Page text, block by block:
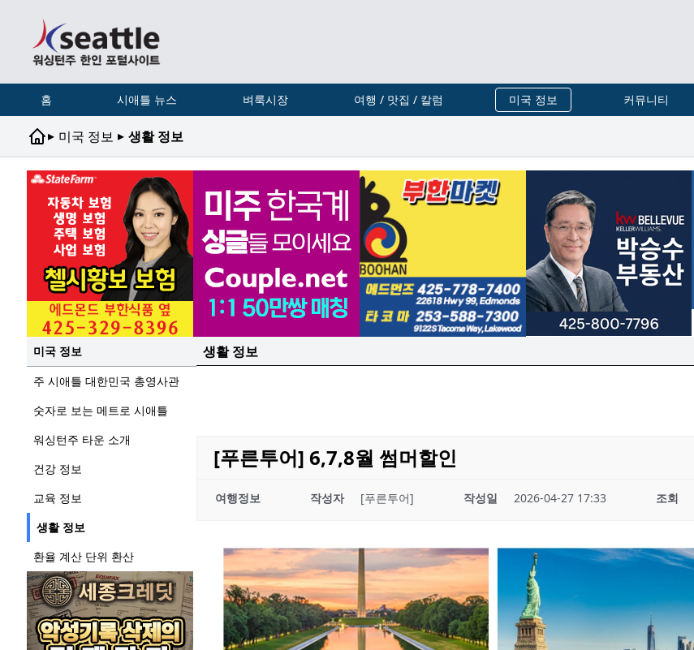
홈 시애틀 뉴스 벼룩시장 여행 / 맛집 / 칼럼 미국 정보 커뮤니티
▸ 미국 정보 ▸ 생활 정보
미국 정보
주 시애틀 대한민국 총영사관
숫자로 보는 메트로 시애틀
워싱턴주 타운 소개
건강 정보
교육 정보
생활 정보
환율 계산 단위 환산
생활 정보
[푸른투어] 6,7,8월 썸머할인
여행정보 작성자 [푸른투어] 작성일 2026-04-27 17:33 조회